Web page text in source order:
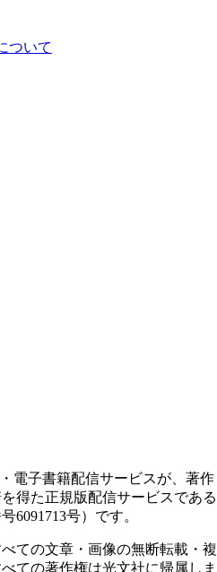
ついて
電子書籍配信サービスが、著作
得た正規版配信サービスである
6091713号）です。
ての文章・画像の無断転載・複
ての著作権は光文社に帰属しま